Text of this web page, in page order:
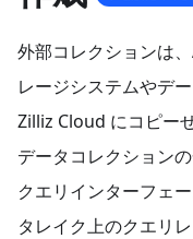
外部コレクションは
レージシステムやデ
Zilliz Cloud にコピー
データコレクション
クエリインターフェ
タレイク上のクエリ